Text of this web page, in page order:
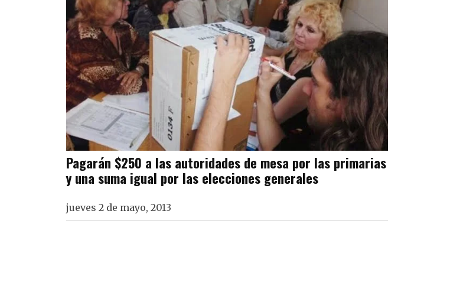
Pagarán $250 a las autoridades de mesa por las primarias
y una suma igual por las elecciones generales
jueves 2 de mayo, 2013